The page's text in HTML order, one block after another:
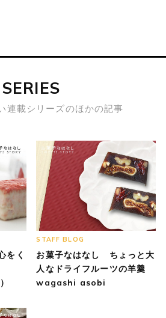
SERIES
連載シリーズのほかの記事
をく
STAFF BLOG
お菓子なはなし ちょっと大
人なドライフルーツの羊羹
wagashi asobi